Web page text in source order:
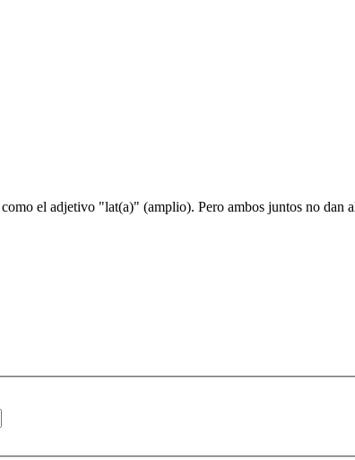
el adjetivo "lat(a)" (amplio). Pero ambos juntos no dan